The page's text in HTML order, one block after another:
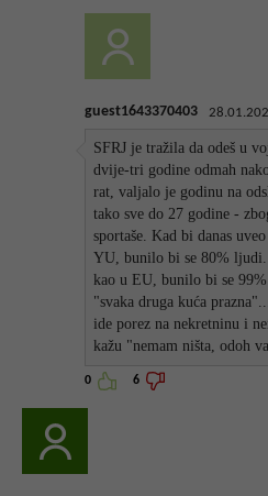
guest1643370403
SFRJ je tražila da odeš u
dvije-tri godine odmah
rat, valjalo je godinu na
tako sve do 27 godine -
sportaše. Kad bi danas
YU, bunilo bi se 80% ljudi.
kao u EU, bunilo bi se
"svaka druga kuća
ide porez na nekretninu i
kažu "nemam ništa, odoh
0 6